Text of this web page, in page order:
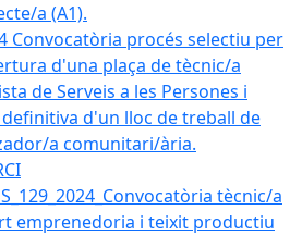
a (A1).
Convocatòria procés selectiu per
d'una plaça de tècnic/a
de Serveis a les Persones i
d'un lloc de treball de
a comunitari/ària.
tècnic/a
emprenedoria i teixit productiu